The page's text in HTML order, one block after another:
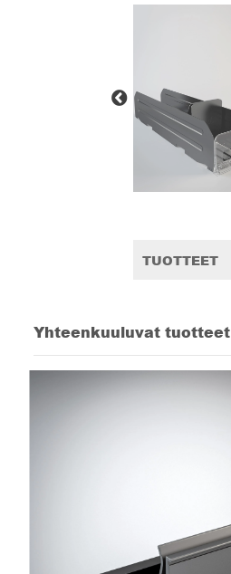
TUOTTEET
Yhteenkuuluvat tuotteet